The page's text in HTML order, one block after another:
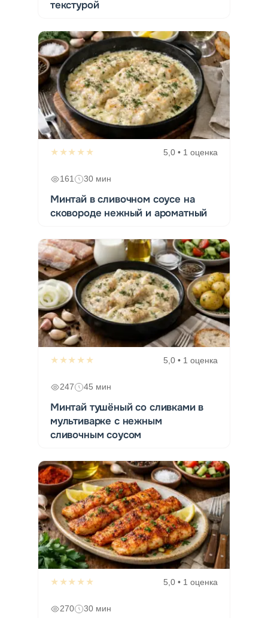
текстурой
★★★★★ 5,0 • 1 оценка
161 30 мин
Минтай в сливочном соусе на
сковороде нежный и ароматный
★★★★★ 5,0 • 1 оценка
247 45 мин
Минтай тушёный со сливками в
мультиварке с нежным
сливочным соусом
★★★★★ 5,0 • 1 оценка
270 30 мин